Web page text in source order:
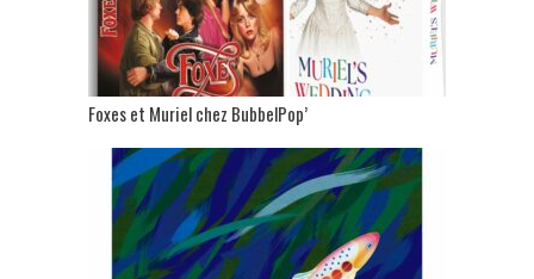
Foxes et Muriel chez BubbelPop’